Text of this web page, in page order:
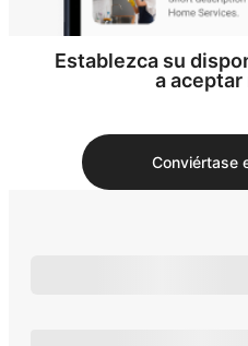
Establezca su
a
Conviértase